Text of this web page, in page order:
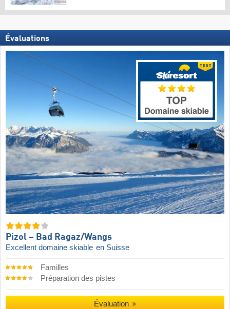
Évaluations
Pizol – Bad Ragaz/​Wangs
Excellent domaine skiable en Suisse
Familles
Préparation des pistes
Évaluation